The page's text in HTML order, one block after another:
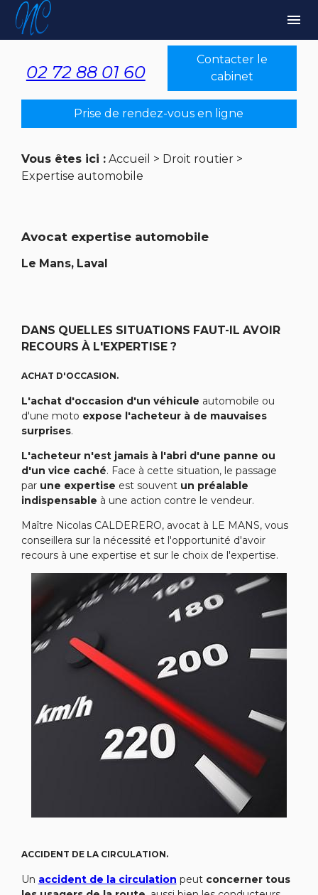
menu
02 72 88 01 60
Contacter le
cabinet
Prise de rendez-vous en ligne
Vous êtes ici : Accueil > Droit routier>
Expertise automobile
Avocat expertise automobile
Le Mans, Laval
DANS QUELLES SITUATIONS FAUT-IL AVOIR
RECOURS À L'EXPERTISE ?
ACHAT D'OCCASION.
L'achat d'occasion d'un véhicule automobile ou
d'une moto expose l'acheteur à de mauvaises
surprises.
L'acheteur n'est jamais à l'abri d'une panne ou
d'un vice caché. Face à cette situation, le passage
par une expertise est souvent un préalable
indispensable à une action contre le vendeur.
Maître Nicolas CALDERERO,avocat à LE MANS, vous
conseillera sur la nécessité et l'opportunité d'avoir
recours à une expertise et sur le choix de l'expertise.
ACCIDENT DE LA CIRCULATION.
Un accident de la circulation peut concerner tous
Panneau de gestion des cookies